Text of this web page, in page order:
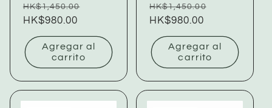
Precio
habitual
HK$1,450.00
oferta
HK$980.00
Agregar al
carrito
Precio
habitual
HK$1,450.00
oferta
HK$980.00
Agregar al
carrito